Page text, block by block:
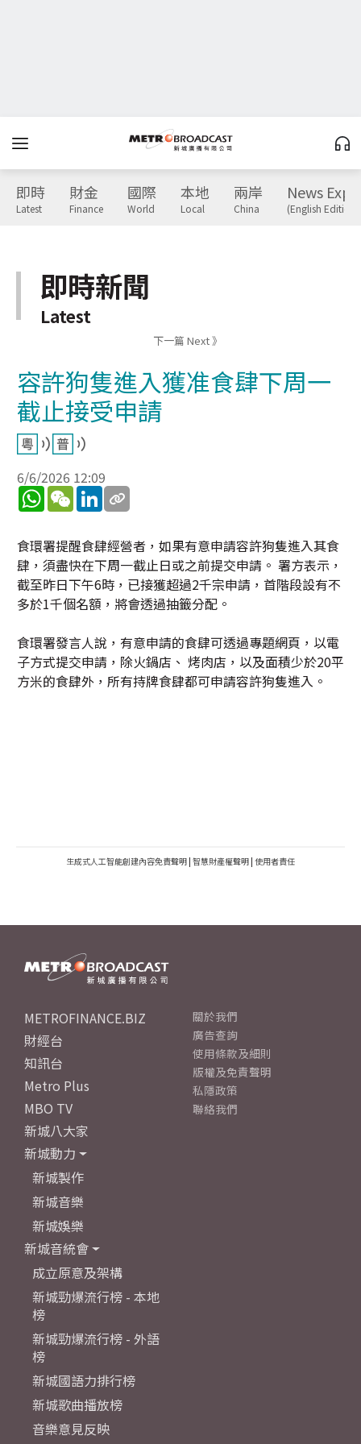
即時
Latest
財金
Finance
國際
World
本地
Local
兩岸
China
News
(English Edition)
即時新聞
Latest
下一篇 Next 》
容許狗隻進入獲准食肆下周一
截止接受申請
6/6/2026 12:09
WhatsApp
WeChatLinkedIn
食環署提醒食肆經營者，如果有意申請容許狗隻進入其食
肆，須盡快在下周一截止日或之前提交申請。 署方表示，
截至昨日下午6時，已接獲超過2千宗申請，首階段設有不
多於1千個名額，將會透過抽籤分配。
食環署發言人說，有意申請的食肆可透過專題網頁，以電
子方式提交申請，除火鍋店、 烤肉店，以及面積少於20平
方米的食肆外，所有持牌食肆都可申請容許狗隻進入。
生成式人工智能創建內容免責聲明 | 智慧財產權聲明 | 使用者責任
METROFINANCE.BIZ
財經台
知訊台
Metro Plus
MBO TV
新城八大家
新城動力
新城製作
新城音樂
新城娛樂
新城音統會
成立原意及架構
新城勁爆流行榜 - 本地
榜
新城勁爆流行榜 - 外語
榜
新城國語力排行榜
新城歌曲播放榜
音樂意見反映
關於我們
廣告查詢
使用條款及細則
版權及免責聲明
私隱政策
聯絡我們